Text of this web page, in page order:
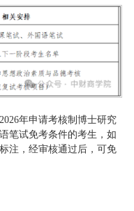
年申请考核制博士研究
笔试免考条件的考生，如
注，经审核通过后，可免